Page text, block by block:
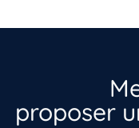
proposer